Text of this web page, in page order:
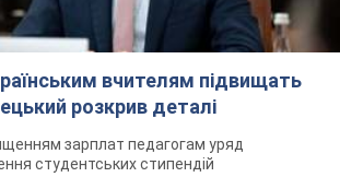
вчителям підвищать
розкрив деталі
зарплат педагогам уряд
студентських стипендій